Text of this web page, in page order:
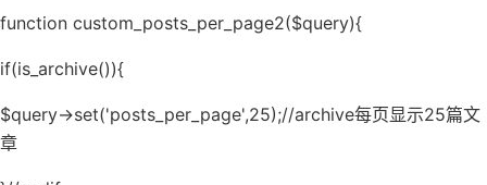
function custom_posts_per_page2($query){
if(is_archive()){
$query->set('posts_per_page',25);//archive每页显示25篇文
章